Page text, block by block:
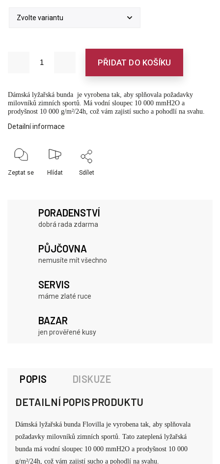
PŘIDAT DO KOŠÍKU
Dámská lyžařská bunda je vyrobena tak, aby splňovala požadavky
milovníků zimních sportů. Má vodní sloupec 10 000 mmH2O a
prodyšnost 10 000 g/m²/24h, což vám zajistí sucho a pohodlí na svahu.
Detailní informace
Zeptat se Hlídat Sdílet
PORADENSTVÍ
dobrá rada zdarma
PŮJČOVNA
nemusíte mít všechno
SERVIS
máme zlaté ruce
BAZAR
jen prověřené kusy
POPIS DISKUZE
DETAILNÍ POPIS PRODUKTU
Dámská lyžařská bunda Flovilla je vyrobena tak, aby splňovala
požadavky milovníků zimních sportů. Tato zateplená lyžařská
bunda má vodní sloupec 10 000 mmH2O a prodyšnost 10 000
g/m²/24h, což vám zajistí sucho a pohodlí na svahu.